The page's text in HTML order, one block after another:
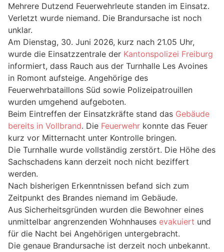
Mehrere Dutzend Feuerwehrleute standen im Einsatz.
Verletzt wurde niemand. Die Brandursache ist noch
unklar.
Am Dienstag, 30. Juni 2026, kurz nach 21.05 Uhr,
wurde die Einsatzzentrale der Kantonspolizei Freiburg
informiert, dass Rauch aus der Turnhalle Les Avoines
in Romont aufsteige. Angehörige des
Feuerwehrbataillons Süd sowie Polizeipatrouillen
wurden umgehend aufgeboten.
Beim Eintreffen der Einsatzkräfte stand das Gebäude
bereits in Vollbrand. Die Feuerwehr konnte das Feuer
kurz vor Mitternacht unter Kontrolle bringen.
Die Turnhalle wurde vollständig zerstört. Die Höhe des
Sachschadens kann derzeit noch nicht beziffert
werden.
Nach bisherigen Erkenntnissen befand sich zum
Zeitpunkt des Brandes niemand im Gebäude.
Aus Sicherheitsgründen wurden die Bewohner eines
unmittelbar angrenzenden Wohnhauses evakuiert und
für die Nacht bei Angehörigen untergebracht.
Die genaue Brandursache ist derzeit noch unbekannt.